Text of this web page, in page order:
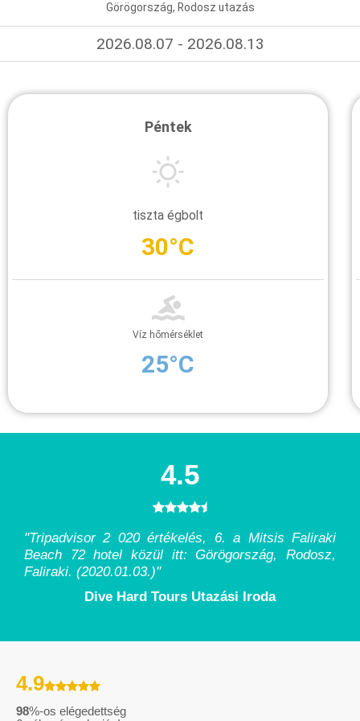
Görögország, Rodosz utazás
2026.08.07 - 2026.08.13
Péntek
tiszta égbolt
30°C
Víz hőmérséklet
25°C
4.5
"Tripadvisor 2 020 értékelés, 6. a Mitsis Faliraki
Beach 72 hotel közül itt: Görögország, Rodosz,
Faliraki. (2020.01.03.)"
Dive Hard Tours Utazási Iroda
4.9
98%-os elégedettség